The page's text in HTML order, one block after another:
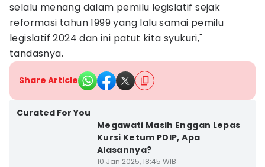
selalu menang dalam pemilu legislatif sejak
reformasi tahun 1999 yang lalu samai pemilu
legislatif 2024 dan ini patut kita syukuri,"
tandasnya.
Share Article
Curated For You
Megawati Masih Enggan Lepas
Kursi Ketum PDIP, Apa
Alasannya?
10 Jan 2025, 18:45 WIB